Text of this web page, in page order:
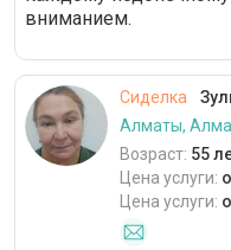
вниманием.
Сиделка
Алматы,
Возраст: 55
Цена услуги:
Цена услуги: